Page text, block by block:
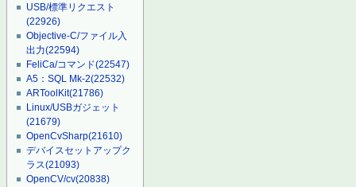
USB/標準リクエスト
(22926)
Objective-C/ファイル入
出力(22594)
FeliCa/コマンド(22547)
A5：SQL Mk-2(22532)
ARToolKit(21786)
Linux/USBガジェット
(21679)
OpenCvSharp(21610)
デバイスセットアップク
ラス(21093)
OpenCV/cv(20838)